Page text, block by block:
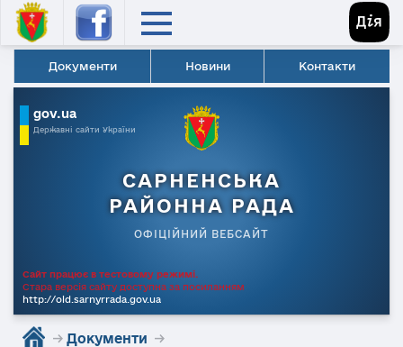
Документи Новини Контакти
gov.ua
Державні сайти України
САРНЕНСЬКА
РАЙОННА РАДА
ОФІЦІЙНИЙ ВЕБСАЙТ
Сайт працює в тестовому режимі.
Стара версія сайту доступна за посиланням
http://old.sarnyrrada.gov.ua
→ Документи →